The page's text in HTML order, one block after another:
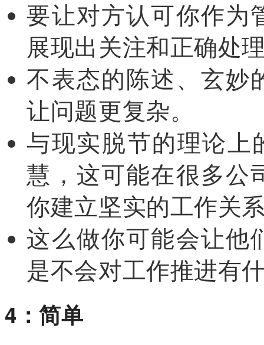
要让对方认可你作为
展现出关注和正确处
不表态的陈述、玄妙
让问题更复杂。
与现实脱节的理论上
慧，这可能在很多公
你建立坚实的工作关
这么做你可能会让他
是不会对工作推进有
4：简单